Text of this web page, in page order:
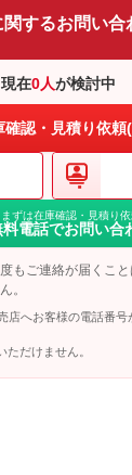
関するお問い合
現在0人が検討中
確認・見積り依頼
まずは在庫確認・見積り
料電話でお問い合
もご連絡が届くこ
。
店へお客様の電話番号
だけません。